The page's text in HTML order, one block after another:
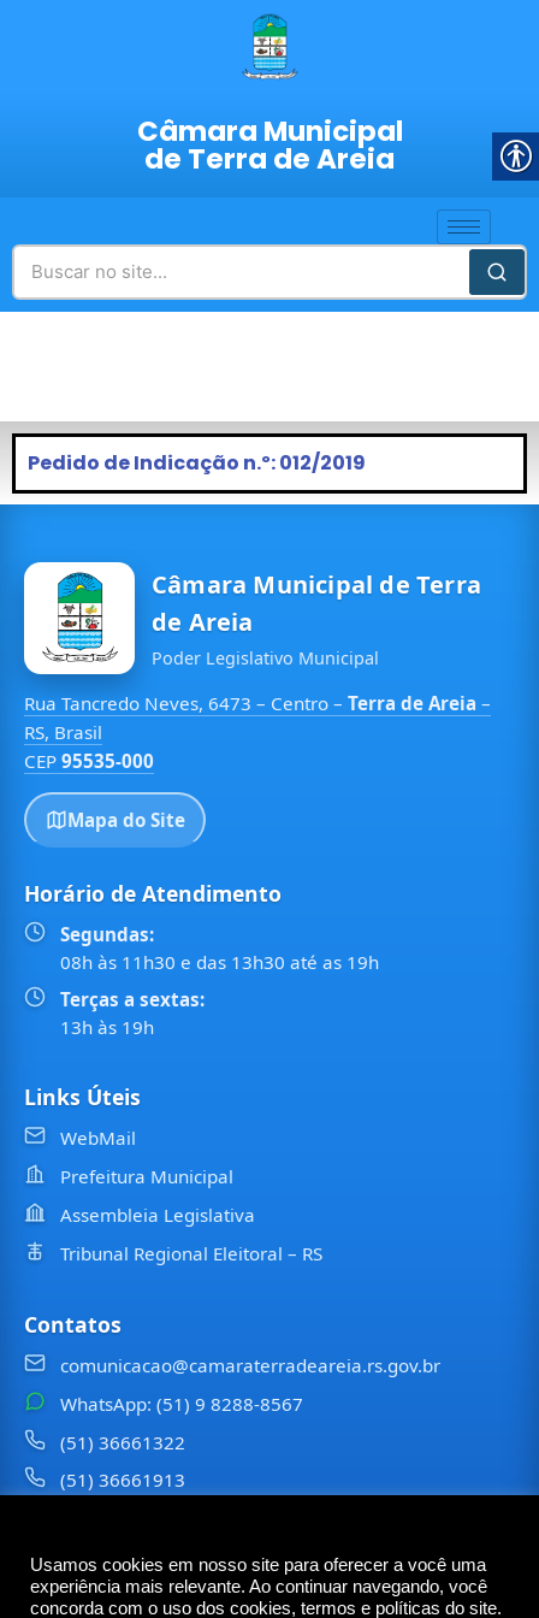
Câmara Municipal
de Terra de Areia
Pedido de Indicação n.º: 012/2019
Câmara Municipal de Terra
de Areia
Poder Legislativo Municipal
Rua Tancredo Neves, 6473 – Centro – Terra de Areia –
RS, Brasil
CEP 95535-000
Mapa do Site
Horário de Atendimento
Segundas:
08h às 11h30 e das 13h30 até as 19h
Terças a sextas:
13h às 19h
Links Úteis
WebMail
Prefeitura Municipal
Assembleia Legislativa
Tribunal Regional Eleitoral – RS
Contatos
comunicacao@camaraterradeareia.rs.gov.br
WhatsApp: (51) 9 8288-8567
(51) 36661322
(51) 36661913
©2026Câmara Municipal deTerra de Areia— Todos os
direitos reservados
Usamos cookies em nosso site para oferecer a você uma
experiência mais relevante. Ao continuar navegando, você
concorda com o uso dos cookies, termos e políticas do site.